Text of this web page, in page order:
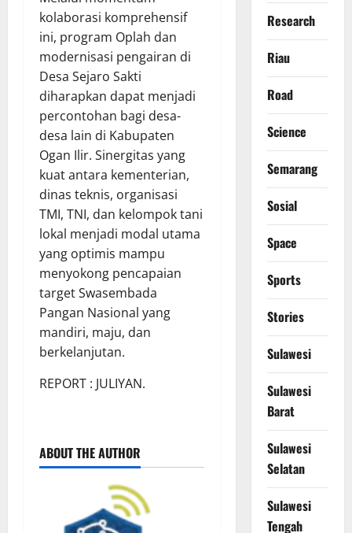
kolaborasi komprehensif
ini, program Oplah dan
modernisasi pengairan di
Desa Sejaro Sakti
diharapkan dapat menjadi
percontohan bagi desa-
desa lain di Kabupaten
Ogan Ilir. Sinergitas yang
kuat antara kementerian,
dinas teknis, organisasi
TMI, TNI, dan kelompok tani
lokal menjadi modal utama
yang optimis mampu
menyokong pencapaian
target Swasembada
Pangan Nasional yang
mandiri, maju, dan
berkelanjutan.
REPORT : JULIYAN.
ABOUT THE AUTHOR
Research
Riau
Road
Science
Semarang
Sosial
Space
Sports
Stories
Sulawesi
Sulawesi
Barat
Sulawesi
Selatan
Sulawesi
Tengah